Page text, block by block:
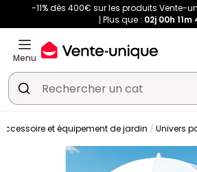
-11% dès 400€ sur les produits Vente-
Plus que : 02j 00h 11m
Menu
Accessoire et équipement de jardin Univers